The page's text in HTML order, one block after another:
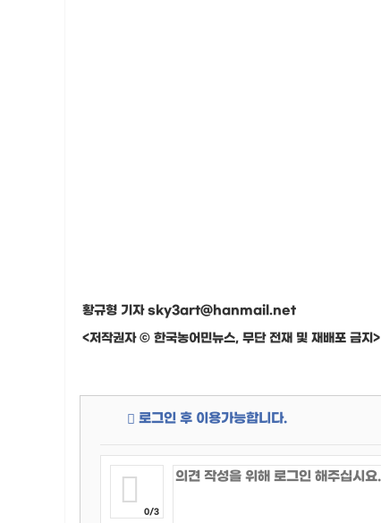
황규형 기자 sky3art@hanmail.net
<저작권자 © 한국농어민뉴스, 무단 전재 및 재배포 금지>
로그인 후 이용가능합니다.
0/3